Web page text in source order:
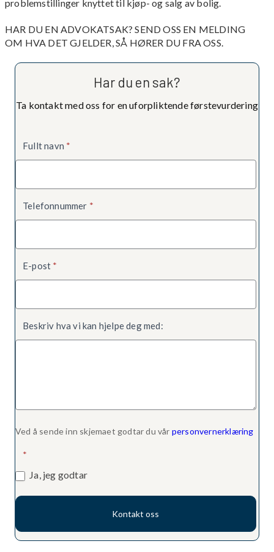
problemstillinger knyttet til kjøp- og salg av bolig.
HAR DU EN ADVOKATSAK? SEND OSS EN MELDING
OM HVA DET GJELDER, SÅ HØRER DU FRA OSS.
Har du en sak?
Ta kontakt med oss for en uforpliktende førstevurdering
Fullt navn *
Telefonnummer *
E-post *
Beskriv hva vi kan hjelpe deg med:
Ved å sende inn skjemaet godtar du vår personvernerklæring
*
Ja, jeg godtar
Kontakt oss